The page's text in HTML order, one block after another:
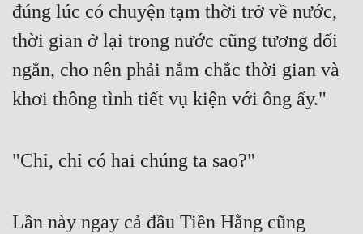
Khoa Huyễn Không Gian
Làm Giàu
đúng lúc có chuyện tạm thời trở về nước,
thời gian ở lại trong nước cũng tương đối
ngắn, cho nên phải nắm chắc thời gian và
khơi thông tình tiết vụ kiện với ông ấy."
"Chỉ, chỉ có hai chúng ta sao?"
Lần này ngay cả đầu Tiền Hằng cũng